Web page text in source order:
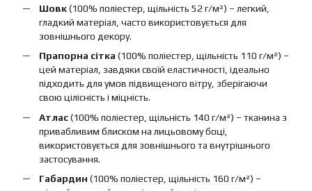
Шовк(100% поліестер, щільність 52 г/м²) – легкий,
гладкий матеріал, часто використовується для
зовнішнього декору.
Прапорна сітка (100% поліестер, щільність 110 г/м²) –
цей матеріал, завдяки своїй еластичності, ідеально
підходить для умов підвищеного вітру, зберігаючи
свою цілісність і міцність.
Атлас(100% поліестер, щільність 140 г/м²) – тканина з
привабливим блиском на лицьовому боці,
використовується для зовнішнього та внутрішнього
застосування.
Габардин (100% поліестер, щільність 160 г/м²) –